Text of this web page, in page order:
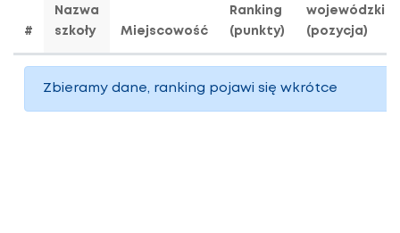
#
Nazwa
szkoły
Miejscowość
Ranking
(punkty)
wojewódzki
(pozycja)
Zbieramy dane, ranking pojawi się wkrótce